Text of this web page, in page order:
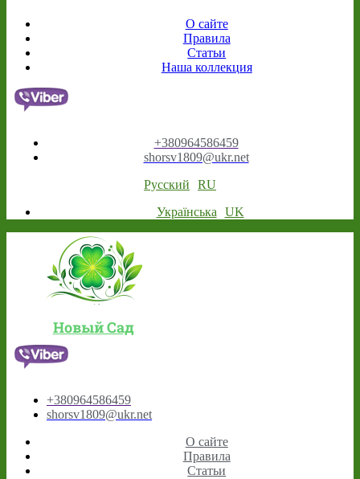
О сайте
Правила
Статьи
Наша коллекция
+380964586459
shorsv1809@ukr.net
Русский
RU
Українська
UK
Новый Сад
+380964586459
shorsv1809@ukr.net
О сайте
Правила
Статьи